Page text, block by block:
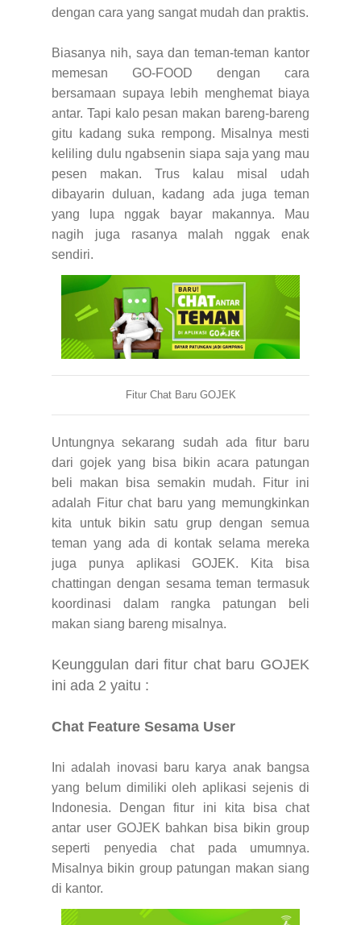
dengan cara yang sangat mudah dan praktis.
Biasanya nih, saya dan teman-teman kantor
memesan GO-FOOD dengan cara
bersamaan supaya lebih menghemat biaya
antar. Tapi kalo pesan makan bareng-bareng
gitu kadang suka rempong. Misalnya mesti
keliling dulu ngabsenin siapa saja yang mau
pesen makan. Trus kalau misal udah
dibayarin duluan, kadang ada juga teman
yang lupa nggak bayar makannya. Mau
nagih juga rasanya malah nggak enak
sendiri.
Fitur Chat Baru GOJEK
Untungnya sekarang sudah ada fitur baru
dari gojek yang bisa bikin acara patungan
beli makan bisa semakin mudah. Fitur ini
adalah Fitur chat baru yang memungkinkan
kita untuk bikin satu grup dengan semua
teman yang ada di kontak selama mereka
juga punya aplikasi GOJEK. Kita bisa
chattingan dengan sesama teman termasuk
koordinasi dalam rangka patungan beli
makan siang bareng misalnya.
Keunggulan dari fitur chat baru GOJEK
ini ada 2 yaitu :
Chat Feature Sesama User
Ini adalah inovasi baru karya anak bangsa
yang belum dimiliki oleh aplikasi sejenis di
Indonesia. Dengan fitur ini kita bisa chat
antar user GOJEK bahkan bisa bikin group
seperti penyedia chat pada umumnya.
Misalnya bikin group patungan makan siang
di kantor.